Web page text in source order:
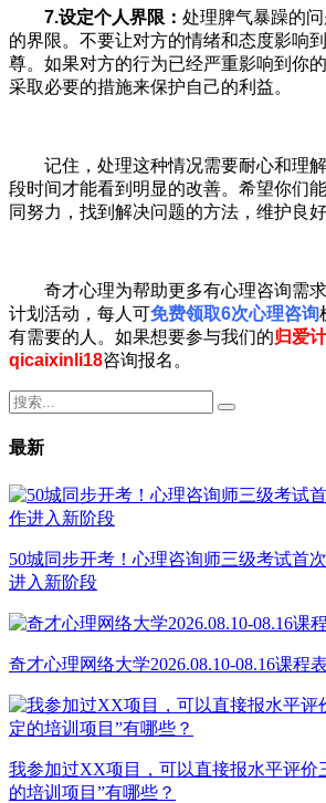
7.设定个人界限： 处理脾气暴躁的
的界限。不要让对方的情绪和态度影响
尊。如果对方的行为已经严重影响到你
采取必要的措施来保护自己的利益。
记住，处理这种情况需要耐心和理解
段时间才能看到明显的改善。希望你们
同努力，找到解决问题的方法，维护良好
奇才心理为帮助更多有心理咨询需求
计划活动，每人可免费领取6次心理咨询
有需要的人。如果想要参与我们的归爱
qicaixinli18咨询报名。
最新
50城同步开考！心理咨询师三级考试首
进入新阶段
奇才心理网络大学2026.08.10-08.16课程表
我参加过XX项目，可以直接报水平评价
的培训项目”有哪些？